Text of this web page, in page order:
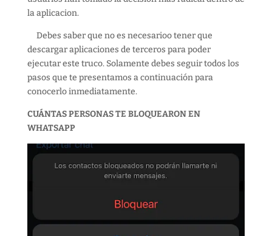
la aplicacion.
Debes saber que no es necesarioo tener que
descargar aplicaciones de terceros para poder
ejecutar este truco. Solamente debes seguir todos los
pasos que te presentamos a continuación para
conocerlo inmediatamente.
CUÁNTAS PERSONAS TE BLOQUEARON EN
WHATSAPP